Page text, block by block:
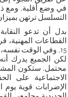
في وضع أقلية. ومع
التسلسل ترتهن
بدل أن تدعو
15. وفي الوقت
لكن الجميع يدرك
محتمل. ستكون
الاجتماعية على